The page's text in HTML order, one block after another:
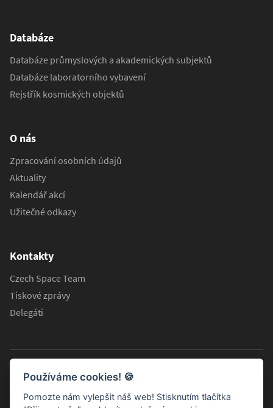
Databáze
Databáze průmyslových a akademických subjektů
Databáze laboratorního vybavení
Rejstřík kosmických objektů
O nás
Zpracování osobních údajů
Aktuality
Kalendář akcí
Užitečné odkazy
Kontakty
Czech Space Team
Tiskové zprávy
Delegáti
Používáme cookies! 🍪
Pomozte nám vylepšit náš web! Stisknutím tlačítka